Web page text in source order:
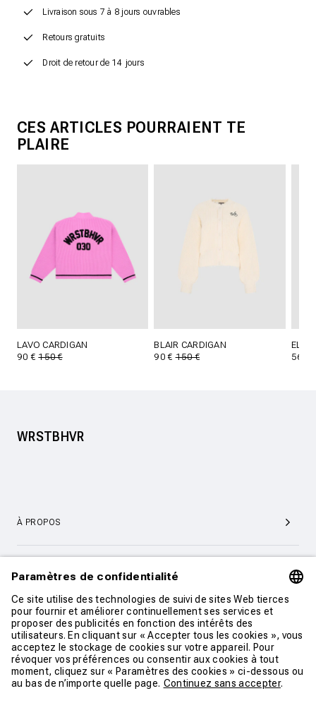
Livraison sous 7 à 8 jours ouvrables
Retours gratuits
Droit de retour de 14 jours
CES ARTICLES POURRAIENT TE
PLAIRE
LAVO CARDIGAN
90 €150 €
BLAIR CARDIGAN
90 €150 €
ELIA
56 €
WRSTBHVR
À PROPOS
CONTACT